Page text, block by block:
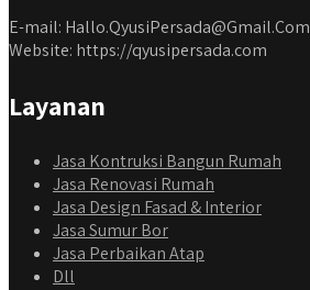
E-mail: Hallo.QyusiPersada@Gmail.Com
Website: https://qyusipersada.com
Layanan
Jasa Kontruksi Bangun Rumah
Jasa Renovasi Rumah
Jasa Design Fasad & Interior
Jasa Sumur Bor
Jasa Perbaikan Atap
Dll